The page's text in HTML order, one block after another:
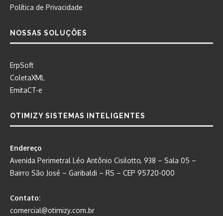
Política de Privacidade
NOSSAS SOLUÇÕES
ErpSoft
ColetaXML
EmitaCT-e
OTIMIZY SISTEMAS INTELIGENTES
Endereço
Avenida Perimetral Léo Antônio Cisilotto, 938 – Sala 05 –
Bairro São José – Garibaldi – RS – CEP 95720-000
Contato:
comercial@otimizy.com.br